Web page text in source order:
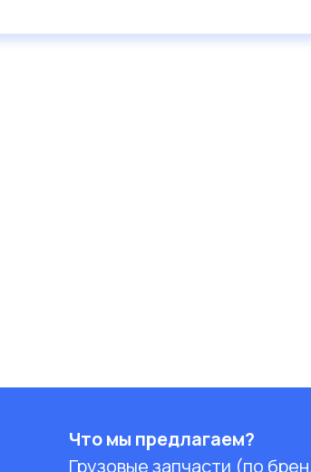
Что мы предлагаем?
Грузовые запчасти (по